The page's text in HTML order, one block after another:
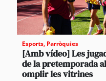
Esports, Parròquies
[Amb vídeo] Les
de la pretemporada
omplir les vitrines